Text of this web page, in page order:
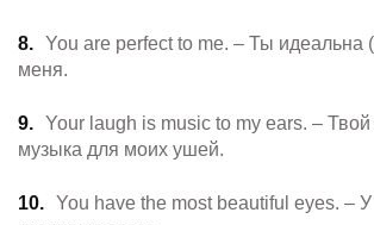
You are perfect to me. – Ты идеальна
меня.
Your laugh is music to my ears. –
музыка для моих ушей.
You have the most beautiful eyes. –